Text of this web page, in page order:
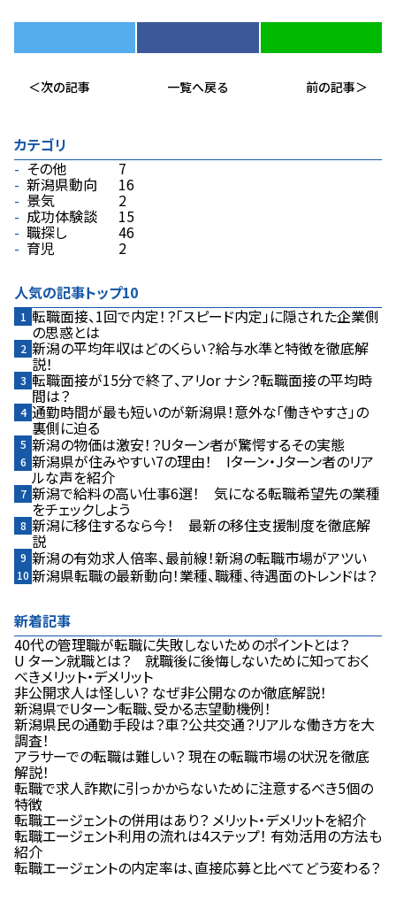
カテゴリ
その他
7
新潟県動向 16
景気 2
成功体験談 15
職探し 46
育児 2
人気の記事トップ10
転職面接、1回で内定！？――「スピード内定」に隠された企業側
の思惑とは
新潟の平均年収はどのくらい？給与水準と特徴を徹底解
説！
転職面接が15分で終了、アリor ナシ？――転職面接の平均時
間は？
通勤時間が最も短いのが新潟県！――意外な「働きやすさ」の
裏側に迫る
新潟の物価は激安！？――Uターン者が驚愕するその実態
新潟県が住みやすい7の理由！ Iターン・Jターン者のリア
ルな声を紹介
新潟で給料の高い仕事6選！ 気になる転職希望先の業種
をチェックしよう
新潟に移住するなら今！ 最新の移住支援制度を徹底解
説
新潟の有効求人倍率、最前線！――新潟の転職市場がアツい
新潟県転職の最新動向！――業種、職種、待遇面のトレンドは？
新着記事
40代の管理職が転職に失敗しないためのポイントとは？
U ターン就職とは？ 就職後に後悔しないために知っておく
べきメリット・デメリット
非公開求人は怪しい？ なぜ非公開なのか徹底解説！
新潟県でUターン転職、受かる志望動機例！
新潟県⺠の通勤⼿段は？車？公共交通？リアルな働き⽅を⼤
調査！
アラサーでの転職は難しい？ 現在の転職市場の状況を徹底
解説！
転職で求人詐欺に引っかからないために注意するべき5個の
特徴
転職エージェントの併用はあり？ メリット・デメリットを紹介
転職エージェント利用の流れは4ステップ！ 有効活用の方法も
紹介
転職エージェントの内定率は、直接応募と比べてどう変わる？
次の記事 一覧へ戻る 前の記事